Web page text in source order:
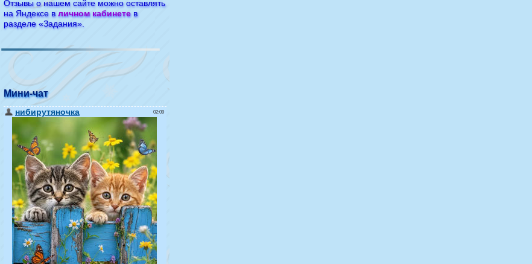
Отзывы о нашем сайте можно оставлять
на Яндексе вличном кабинетев
разделе «Задания».
Мини-чат